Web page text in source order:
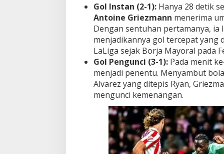
Gol Instan (2-1): Hanya 28 detik
Antoine Griezmann menerima
Dengan sentuhan pertamanya, ia
menjadikannya gol tercepat yang
LaLiga sejak Borja Mayoral pada
Gol Pengunci (3-1): Pada menit
menjadi penentu. Menyambut
Alvarez yang ditepis Ryan,
mengunci kemenangan.